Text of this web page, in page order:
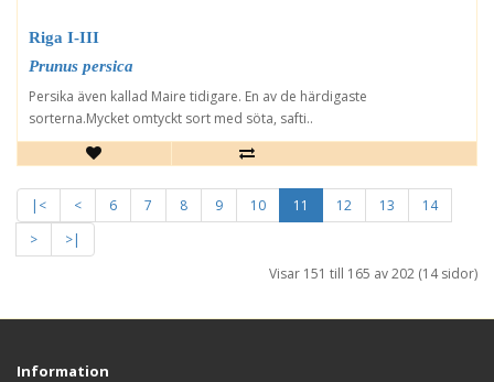
Riga I-III
Prunus persica
Persika även kallad Maire tidigare. En av de härdigaste
sorterna.Mycket omtyckt sort med söta, safti..
|< < 6 7 8 9 10 11 12 13
14
>
>|
Visar 151 till 165 av 202 (14 sidor)
Information